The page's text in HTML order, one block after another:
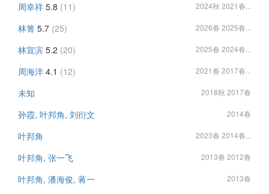
周幸祥 5.8 (11) 2024秋 2021春...
林箐 5.7 (25) 2026春 2025春...
林宣滨 5.2 (20) 2025春 2024春...
周海洋 4.1 (12) 2021春 2017春...
未知 2018秋 2017春
孙霞, 叶邦角, 刘衍文 2014春
叶邦角 2023春 2014春...
叶邦角, 张一飞 2013春 2012春
叶邦角, 潘海俊, 蒋一 2013春